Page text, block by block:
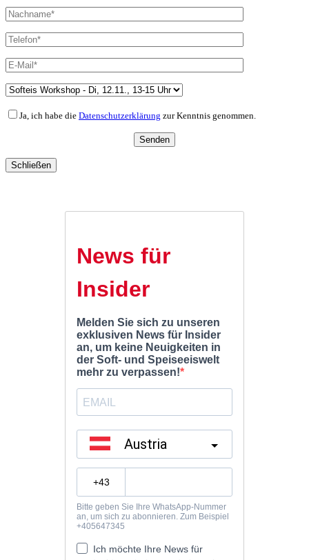
Ja, ich habe die Datenschutzerklärung zur Kenntnis genommen.
Schließen